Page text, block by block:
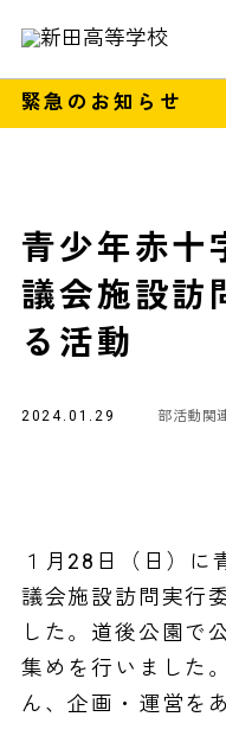
緊急のお知らせ
青少年赤十
議会施設訪
る活動
2024.01.29 部活動関
１月28日（日）に
議会施設訪問実行
した。道後公園で
集めを行いました
ん、企画・運営を